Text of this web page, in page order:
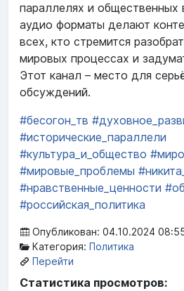
параллелях и общественных
аудио форматы делают
всех, кто стремится
мировых процессах и
Этот канал – место для
обсуждений.
#бесогон_тв
#исторические_параллели
#культура_и_общество
#мировые_проблемы
#нравственные_ценности
#российская_политика
Опубликован: 04.10.2024
Категория: Политика
Перейти
Статистика просмотров: